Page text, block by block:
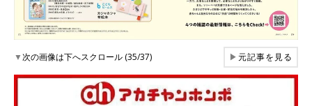
▼次の画像は下へスクロール (35/37) ▶元記事を見る